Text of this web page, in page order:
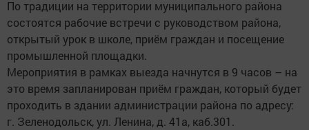
По традиции на территории муниципального района
состоятся рабочие встречи с руководством района,
открытый урок в школе, приём граждан и посещение
промышленной площадки.
Мероприятия в рамках выезда начнутся в 9 часов – на
это время запланирован приём граждан, который будет
проходить в здании администрации района по адресу:
г. Зеленодольск, ул. Ленина, д. 41а, каб.301.